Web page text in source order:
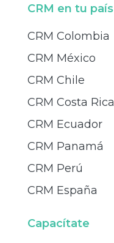
CRM en tu país
CRM Colombia
CRM México
CRM Chile
CRM Costa Rica
CRM Ecuador
CRM Panamá
CRM Perú
CRM España
Capacítate